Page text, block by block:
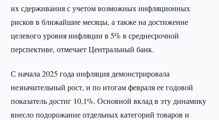
их сдерживания с учетом возможных инфляционных
рисков в ближайшие месяцы, а также на достижение
целевого уровня инфляции в 5% в среднесрочной
перспективе, отмечает Центральный банк.
С начала 2025 года инфляция демонстрировала
незначительный рост, и по итогам февраля ее годовой
показатель достиг 10,1%. Основной вклад в эту динамику
внесло подорожание отдельных категорий товаров и